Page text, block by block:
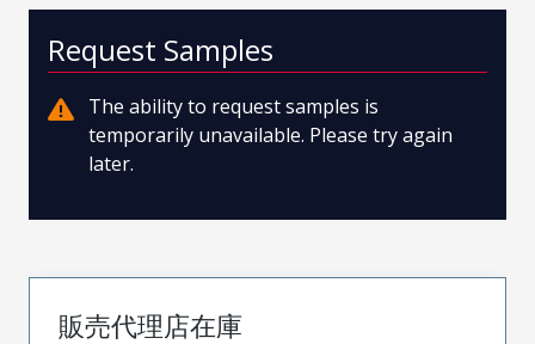
Request Samples
The ability to request samples is
temporarily unavailable. Please try again
later.
販売代理店在庫